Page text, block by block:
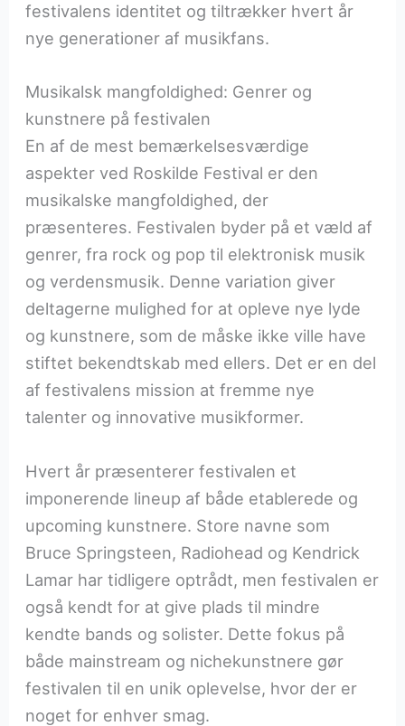
festivalens identitet og tiltrækker hvert år
nye generationer af musikfans.
Musikalsk mangfoldighed: Genrer og
kunstnere på festivalen
En af de mest bemærkelsesværdige
aspekter ved Roskilde Festival er den
musikalske mangfoldighed, der
præsenteres. Festivalen byder på et væld af
genrer, fra rock og pop til elektronisk musik
og verdensmusik. Denne variation giver
deltagerne mulighed for at opleve nye lyde
og kunstnere, som de måske ikke ville have
stiftet bekendtskab med ellers. Det er en del
af festivalens mission at fremme nye
talenter og innovative musikformer.
Hvert år præsenterer festivalen et
imponerende lineup af både etablerede og
upcoming kunstnere. Store navne som
Bruce Springsteen, Radiohead og Kendrick
Lamar har tidligere optrådt, men festivalen er
også kendt for at give plads til mindre
kendte bands og solister. Dette fokus på
både mainstream og nichekunstnere gør
festivalen til en unik oplevelse, hvor der er
noget for enhver smag.